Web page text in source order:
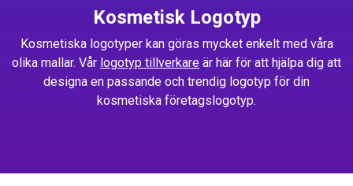
Kosmetisk Logotyp
Kosmetiska logotyper kan göras mycket enkelt med våra
olika mallar. Vår logotyp tillverkare är här för att hjälpa dig att
designa en passande och trendig logotyp för din
kosmetiska företagslogotyp.